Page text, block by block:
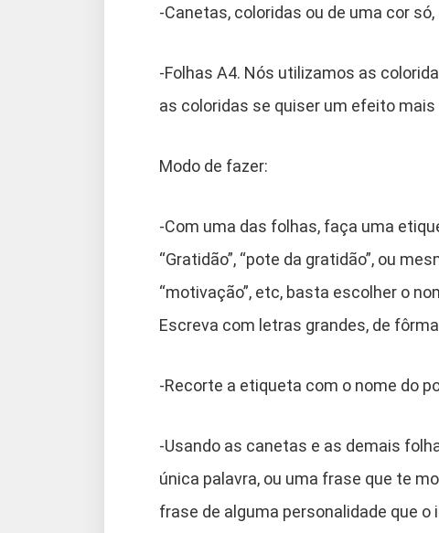
-Canetas, coloridas ou de uma cor
-Folhas A4. Nós utilizamos as
as coloridas se quiser um efeito
Modo de fazer:
-Com uma das folhas, faça uma
“Gratidão”, “pote da gratidão”, ou
“motivação”, etc, basta escolher o
Escreva com letras grandes, de
-Recorte a etiqueta com o nome do
-Usando as canetas e as demais
única palavra, ou uma frase que te
frase de alguma personalidade que